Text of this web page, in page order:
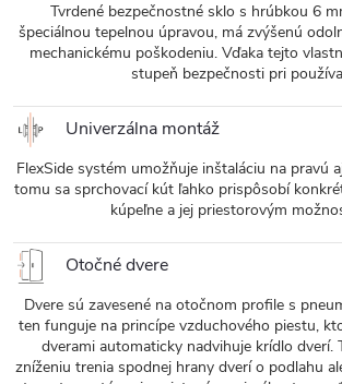
Tvrdené bezpečnostné sklo s hrúbkou 6
špeciálnou tepelnou úpravou, má zvýšenú
mechanickému poškodeniu. Vďaka tejto
stupeň bezpečnosti pri
Univerzálna montáž
FlexSide systém umožňuje inštaláciu na pravú
tomu sa sprchovací kút ľahko prispôsobí
kúpeľne a jej priestorovým
Otočné dvere
Dvere sú zavesené na otočnom profile s
ten funguje na princípe vzduchového piestu,
dverami automaticky nadvihuje krídlo dverí.
zníženiu trenia spodnej hrany dverí o podlahu